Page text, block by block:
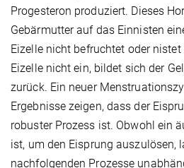
Progesteron produziert. Dieses
Gebärmutter auf das Einnisten
Eizelle nicht befruchtet oder
Eizelle nicht ein, bildet sich der
zurück. Ein neuer
Ergebnisse zeigen, dass der
robuster Prozess ist. Obwohl ein
ist, um den Eisprung auszulösen,
nachfolgenden Prozesse